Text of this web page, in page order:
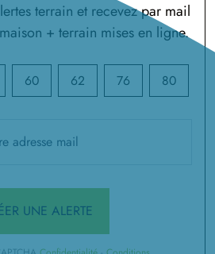
terrain et recevez par mail
+ terrain mises en ligne.
60 62 76 80
UNE ALERTE